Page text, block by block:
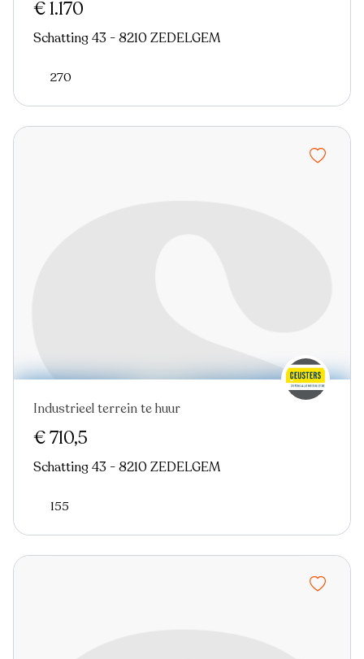
€ 1.170
Schatting 43 - 8210 ZEDELGEM
270
Industrieel terrein te huur
€ 710,5
Schatting 43 - 8210 ZEDELGEM
155